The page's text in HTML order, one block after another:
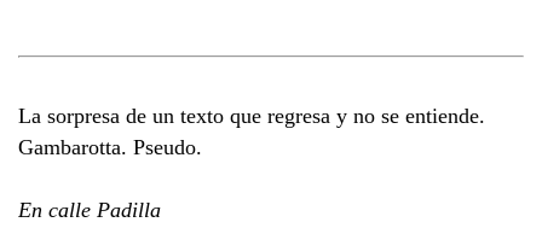
La sorpresa de un texto que regresa y no se entiende.
Gambarotta. Pseudo.
En calle Padilla